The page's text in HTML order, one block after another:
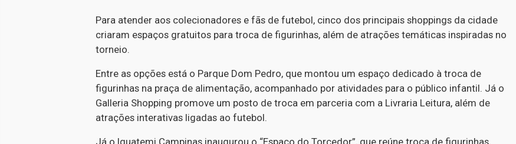
Para atender aos colecionadores e fãs de futebol, cinco dos principais shoppings da cidade
criaram espaços gratuitos para troca de figurinhas, além de atrações temáticas inspiradas no
torneio.
Entre as opções está o Parque Dom Pedro, que montou um espaço dedicado à troca de
figurinhas na praça de alimentação, acompanhado por atividades para o público infantil. Já o
Galleria Shopping promove um posto de troca em parceria com a Livraria Leitura, além de
atrações interativas ligadas ao futebol.
Já o Iguatemi Campinas inaugurou o “Espaço do Torcedor”, que reúne troca de figurinhas,